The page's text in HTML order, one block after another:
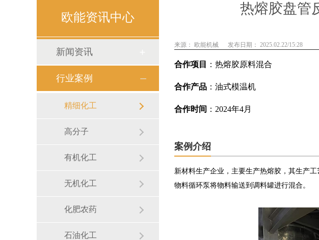
热熔胶盘管
来源： 欧能机械 发布日期： 2025.02.22/15:28
合作项目 ： 热熔胶原料混合
合作产品 ：油式模温机
合作时间 ： 2024年4月
案例介绍
新材料生产企业，主要生产热熔胶，其生产
物料循环泵将物料输送到调料罐进行混合。
欧能资讯中心
新闻资讯
行业案例
精细化工
高分子
有机化工
无机化工
化肥农药
石油化工